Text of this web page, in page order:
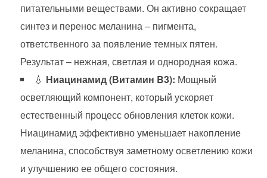
питательными веществами. Он активно сокращает
синтез и перенос меланина – пигмента,
ответственного за появление темных пятен.
Результат – нежная, светлая и однородная кожа.
💧 Ниацинамид (Витамин B3): Мощный
осветляющий компонент, который ускоряет
естественный процесс обновления клеток кожи.
Ниацинамид эффективно уменьшает накопление
меланина, способствуя заметному осветлению кожи
и улучшению ее общего состояния.